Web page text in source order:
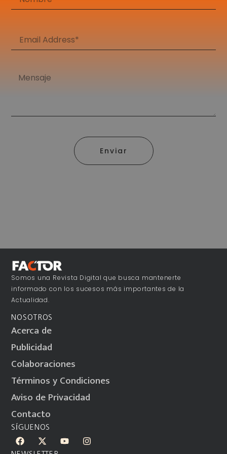
Enviar
Somos una Revista Digital que busca mantenerte
informado con los sucesos más importantes de la
Actualidad.
NOSOTROS
Acerca de
Publicidad
Colaboraciones
Términos y Condiciones
Aviso de Privacidad
Contacto
SÍGUENOS